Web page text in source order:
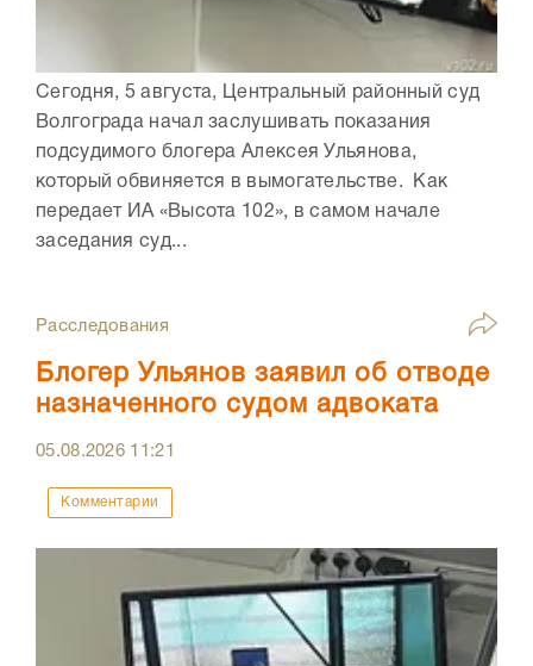
Сегодня, 5 августа, Центральный районный суд
Волгограда начал заслушивать показания
подсудимого блогера Алексея Ульянова,
который обвиняется в вымогательстве. Как
передает ИА «Высота 102», в самом начале
заседания суд...
Расследования
Блогер Ульянов заявил об отводе
назначенного судом адвоката
05.08.2026 11:21
Комментарии